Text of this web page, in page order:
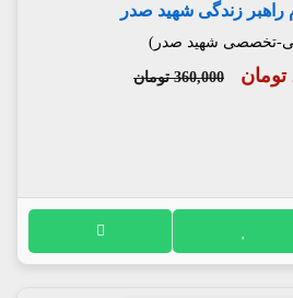
راهبر زندگی شهید صدر
تخصصی شهید صدر)
360,000 تومان